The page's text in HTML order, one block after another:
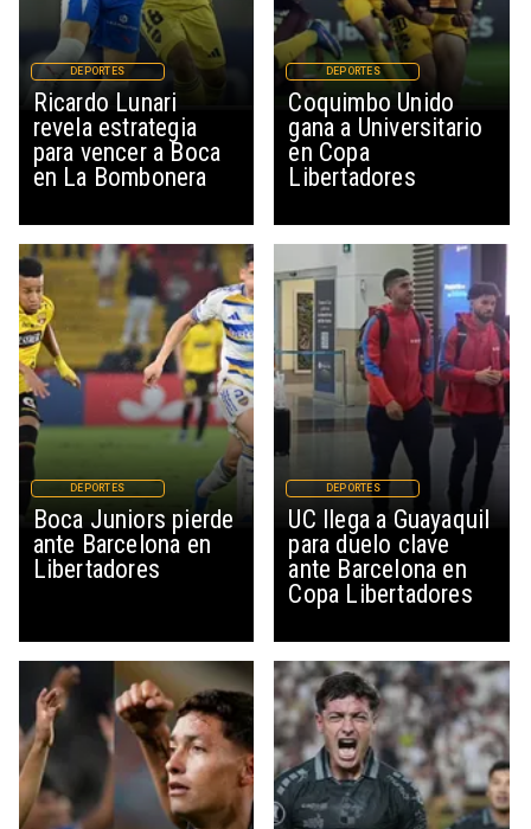
Ricardo Lunari
revela estrategia
para vencer a Boca
en La Bombonera
DEPORTES
Coquimbo Unido
gana a Universitario
en Copa
Libertadores
DEPORTES
Boca Juniors pierde
ante Barcelona en
Libertadores
DEPORTES
UC llega a Guayaquil
para duelo clave
ante Barcelona en
Copa Libertadores
DEPORTES